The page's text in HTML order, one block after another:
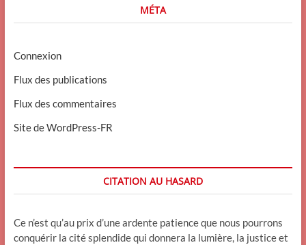
MÉTA
Connexion
Flux des publications
Flux des commentaires
Site de WordPress-FR
CITATION AU HASARD
Ce n’est qu’au prix d’une ardente patience que nous pourrons
conquérir la cité splendide qui donnera la lumière, la justice et